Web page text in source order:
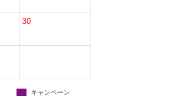
30
キャンペーン